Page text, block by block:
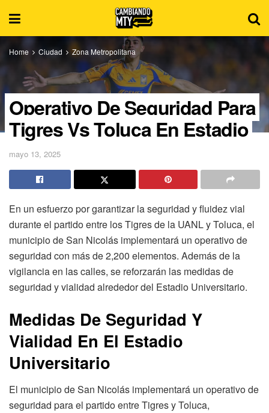
Home Ciudad Zona Metropolitana
Operativo De Seguridad Para
Tigres Vs Toluca En Estadio
mayo 13, 2025
En un esfuerzo por garantizar la seguridad y fluidez vial
durante el partido entre los Tigres de la UANL y Toluca, el
municipio de San Nicolás implementará un operativo de
seguridad con más de 2,200 elementos. Además de la
vigilancia en las calles, se reforzarán las medidas de
seguridad y vialidad alrededor del Estadio Universitario.
Medidas De Seguridad Y
Vialidad En El Estadio
Universitario
El municipio de San Nicolás implementará un operativo de
seguridad para el partido entre Tigres y Toluca,